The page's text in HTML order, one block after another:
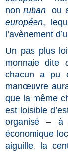
nonruban ou
européen,
l’avènement
Un pas plus
monnaie dite
chacun a pu
manœuvre
que la même
est loisible
organisé – à
économique
aiguille, la